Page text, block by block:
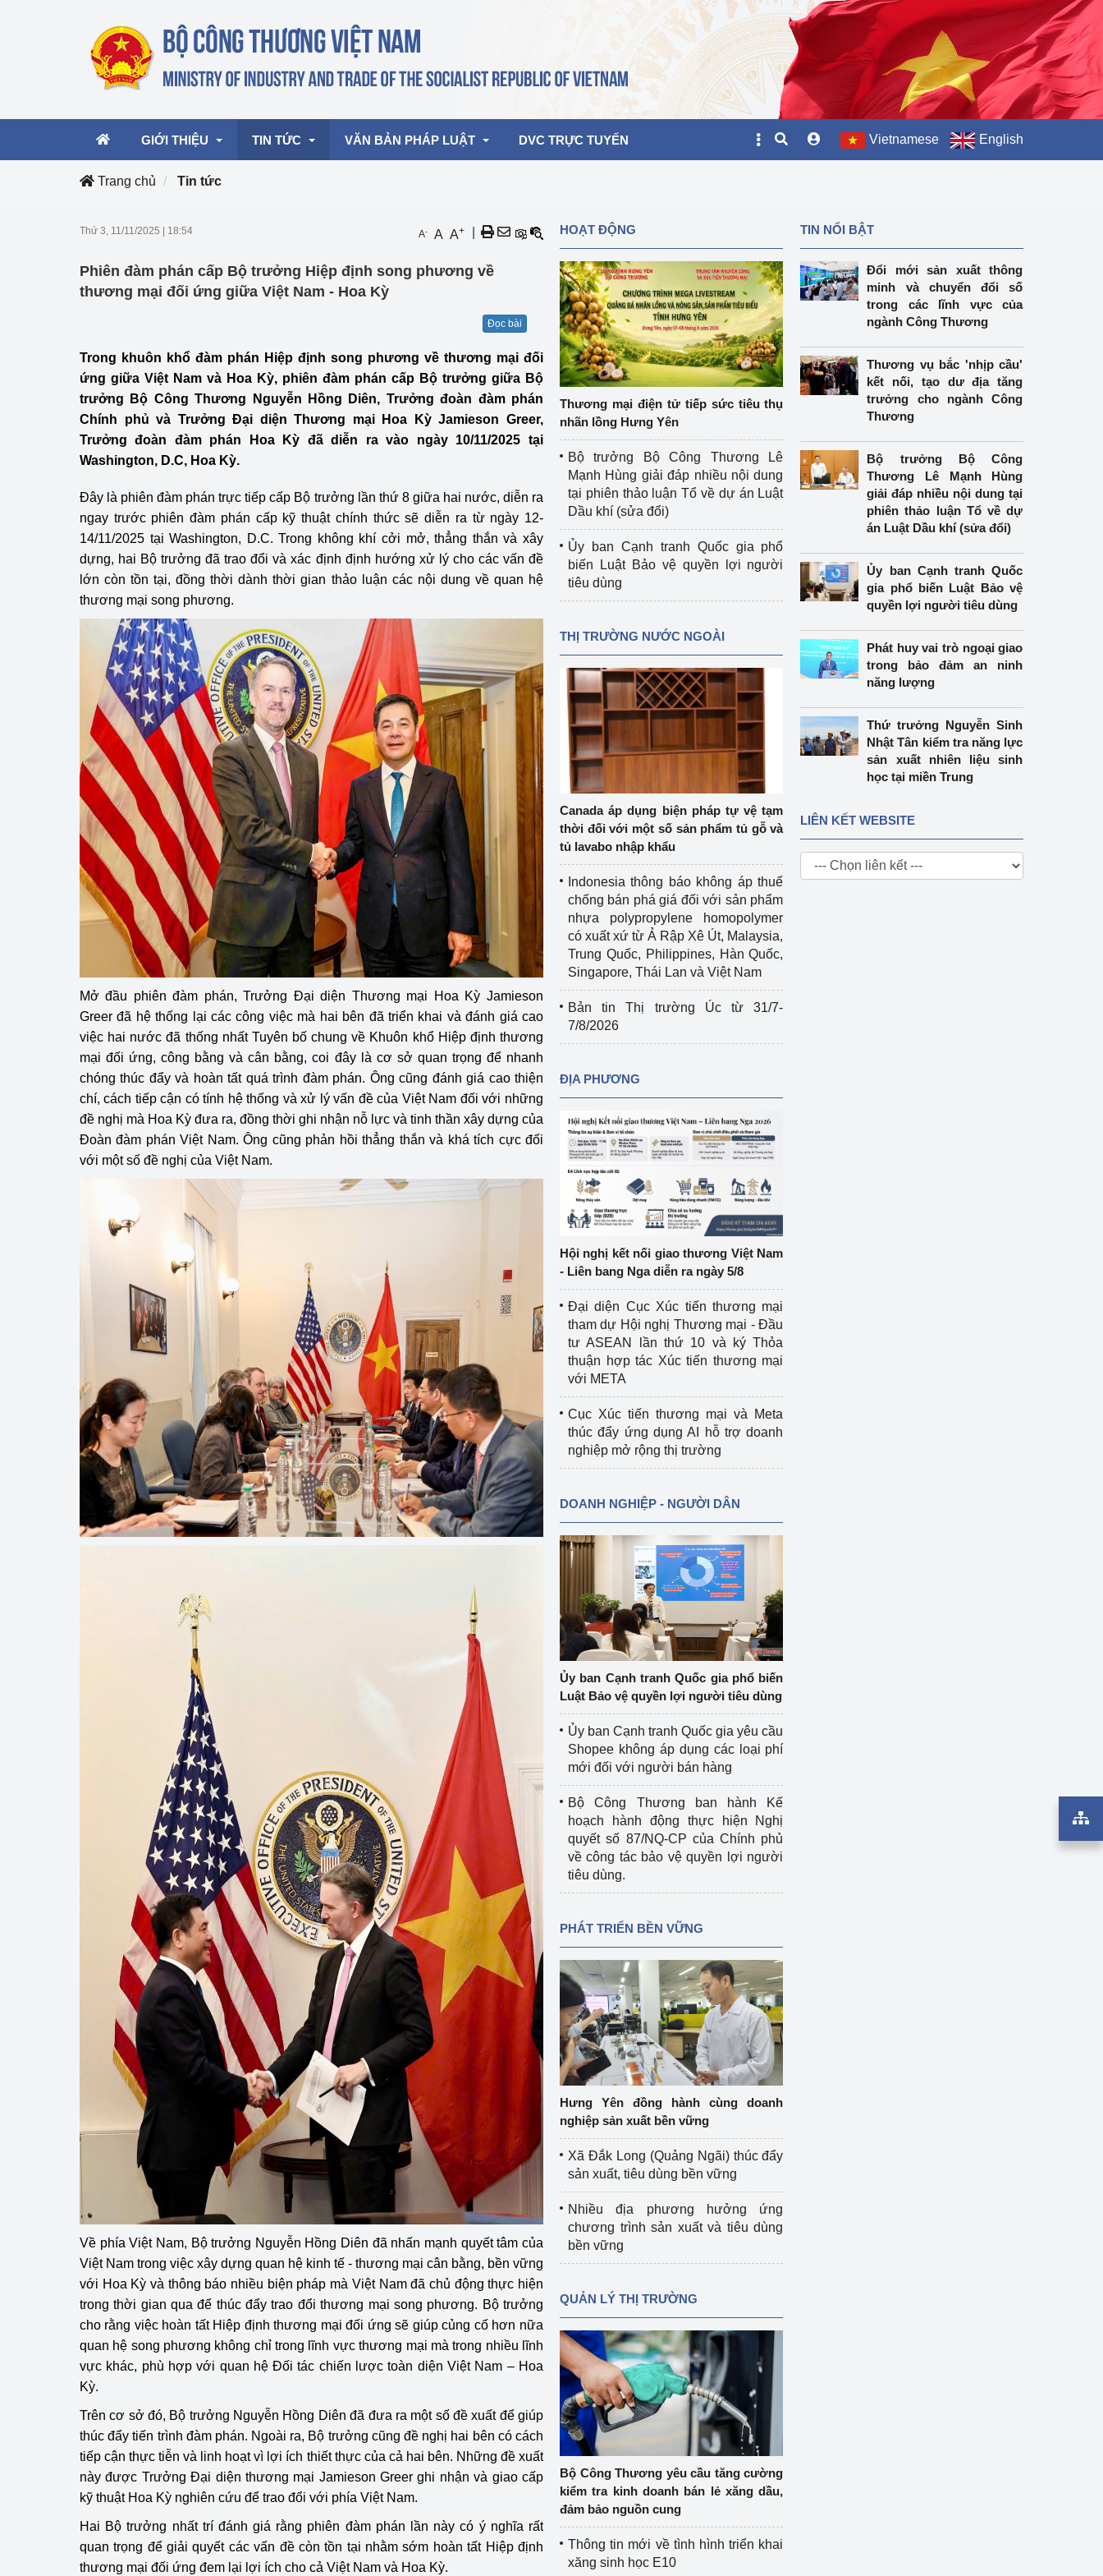
GIỚI THIỆU
Cơ cấu tổ chức
TIN TỨC
Hoạt động của Lãnh đạo Bộ
mại, Dịch vụ Việt Nam 2026
Công Thương - Công luận
Họp báo
Thông cáo báo chí
Điểm báo
Chuyển đổi số
Lịch sử phát triển
Phát triển nguồn nhân lực
Phát triển bền vững
Tổ chức kiểm định
Tổ chức kiểm định kỹ thuật an toàn lao
Bộ Công Thương
Tổ chức được cấp GCN đăng ký, hoạt
động kiểm định thiết bị, dụng cụ điện
làm việc ở môi trường không có nguy
hiểm khí, bụi nổ
Cơ sở sản xuất, sửa chữa chai chứa
LPG
Tổ chức huấn luyện, bồi dưỡng
nghiệp vụ kiểm định kỹ thuật an toàn
lao động
Văn hóa ngành Công Thương
Tái cơ cấu ngành Công Thương
Quản lý thị trường
Sử dụng năng lượng tiết kiệm và
hiệu quả
Hiệu quả năng lượng
Khoa học, công nghệ và đổi mới sáng
tạo
Thông báo
Bảo vệ môi trường Video bảo vệ môi trường
Album ảnh bảo vệ môi trường
Văn bản về môi trường
Đọc báo giúp bạn
Bảo vệ nền tảng tư tưởng của Đảng
Doanh nghiệp - Người dân
Xúc tiến thương mại Khu vực miền Bắc
Khu vực miền Trung
Khu vực miền Nam
Thị trường nước ngoàiHiệp định EVFTA
Thị trường châu Á – châu Phi
Thị trường châu Âu – châu Mỹ
Thị trường trong nước
Ngành Công Thương đưa nghị quyết
Đại hội XIV của Đảng vào cuộc sống
Phát triển công nghiệpCông nghiệp nền tảng
VĂN BẢN PHÁP LUẬT
Văn bản hợp nhất
DVC TRỰC TUYẾN Vietnamese English
Trang chủ Tin tức
Thứ 3, 11/11/2025 18:54 A- A A+
Phiên đàm phán cấp Bộ trưởng Hiệp định song phương về
thương mại đối ứng giữa Việt Nam - Hoa Kỳ
Đọc bài
Trong khuôn khổ đàm phán Hiệp định song phương về thương mại đối
ứng giữa Việt Nam và Hoa Kỳ, phiên đàm phán cấp Bộ trưởng giữa Bộ
trưởng Bộ Công Thương Nguyễn Hồng Diên, Trưởng đoàn đàm phán
Chính phủ và Trưởng Đại diện Thương mại Hoa Kỳ Jamieson Greer,
Trưởng đoàn đàm phán Hoa Kỳ đã diễn ra vào ngày 10/11/2025 tại
Washington, D.C, Hoa Kỳ.
Đây là phiên đàm phán trực tiếp cấp Bộ trưởng lần thứ 8 giữa hai nước, diễn ra
ngay trước phiên đàm phán cấp kỹ thuật chính thức sẽ diễn ra từ ngày 12-
14/11/2025 tại Washington, D.C. Trong không khí cởi mở, thẳng thắn và xây
dựng, hai Bộ trưởng đã trao đổi và xác định định hướng xử lý cho các vấn đề
lớn còn tồn tại, đồng thời dành thời gian thảo luận các nội dung về quan hệ
thương mại song phương.
Mở đầu phiên đàm phán, Trưởng Đại diện Thương mại Hoa Kỳ Jamieson
Greer đã hệ thống lại các công việc mà hai bên đã triển khai và đánh giá cao
việc hai nước đã thống nhất Tuyên bố chung về Khuôn khổ Hiệp định thương
mại đối ứng, công bằng và cân bằng, coi đây là cơ sở quan trọng để nhanh
chóng thúc đẩy và hoàn tất quá trình đàm phán. Ông cũng đánh giá cao thiện
chí, cách tiếp cận có tính hệ thống và xử lý vấn đề của Việt Nam đối với những
đề nghị mà Hoa Kỳ đưa ra, đồng thời ghi nhận nỗ lực và tinh thần xây dựng của
Đoàn đàm phán Việt Nam. Ông cũng phản hồi thẳng thắn và khá tích cực đối
với một số đề nghị của Việt Nam.
Về phía Việt Nam, Bộ trưởng Nguyễn Hồng Diên đã nhấn mạnh quyết tâm của
Việt Nam trong việc xây dựng quan hệ kinh tế - thương mại cân bằng, bền vững
với Hoa Kỳ và thông báo nhiều biện pháp mà Việt Nam đã chủ động thực hiện
trong thời gian qua để thúc đẩy trao đổi thương mại song phương. Bộ trưởng
cho rằng việc hoàn tất Hiệp định thương mại đối ứng sẽ giúp củng cố hơn nữa
quan hệ song phương không chỉ trong lĩnh vực thương mại mà trong nhiều lĩnh
vực khác, phù hợp với quan hệ Đối tác chiến lược toàn diện Việt Nam – Hoa
Kỳ.
Trên cơ sở đó, Bộ trưởng Nguyễn Hồng Diên đã đưa ra một số đề xuất để giúp
thúc đẩy tiến trình đàm phán. Ngoài ra, Bộ trưởng cũng đề nghị hai bên có cách
tiếp cận thực tiễn và linh hoạt vì lợi ích thiết thực của cả hai bên. Những đề xuất
này được Trưởng Đại diện thương mại Jamieson Greer ghi nhận và giao cấp
kỹ thuật Hoa Kỳ nghiên cứu để trao đổi với phía Việt Nam.
Hai Bộ trưởng nhất trí đánh giá rằng phiên đàm phán lần này có ý nghĩa rất
quan trọng để giải quyết các vấn đề còn tồn tại nhằm sớm hoàn tất Hiệp định
thương mại đối ứng đem lại lợi ích cho cả Việt Nam và Hoa Kỳ.
HOẠT ĐỘNG
Thương mại điện tử tiếp sức tiêu thụ
nhãn lồng Hưng Yên
Bộ trưởng Bộ Công Thương Lê
Mạnh Hùng giải đáp nhiều nội dung
tại phiên thảo luận Tổ về dự án Luật
Dầu khí (sửa đổi)
Ủy ban Cạnh tranh Quốc gia phổ
biến Luật Bảo vệ quyền lợi người
tiêu dùng
THỊ TRƯỜNG NƯỚC NGOÀI
Canada áp dụng biện pháp tự vệ tạm
thời đối với một số sản phẩm tủ gỗ và
tủ lavabo nhập khẩu
Indonesia thông báo không áp thuế
chống bán phá giá đối với sản phẩm
nhựa polypropylene homopolymer
có xuất xứ từ Ả Rập Xê Út, Malaysia,
Trung Quốc, Philippines, Hàn Quốc,
Singapore, Thái Lan và Việt Nam
Bản tin Thị trường Úc từ 31/7-
7/8/2026
ĐỊA PHƯƠNG
Hội nghị kết nối giao thương Việt Nam
- Liên bang Nga diễn ra ngày 5/8
Đại diện Cục Xúc tiến thương mại
tham dự Hội nghị Thương mại - Đầu
tư ASEAN lần thứ 10 và ký Thỏa
thuận hợp tác Xúc tiến thương mại
với META
Cục Xúc tiến thương mại và Meta
thúc đẩy ứng dụng AI hỗ trợ doanh
nghiệp mở rộng thị trường
DOANH NGHIỆP - NGƯỜI DÂN
Ủy ban Cạnh tranh Quốc gia phổ biến
Luật Bảo vệ quyền lợi người tiêu dùng
Ủy ban Cạnh tranh Quốc gia yêu cầu
Shopee không áp dụng các loại phí
mới đối với người bán hàng
Bộ Công Thương ban hành Kế
hoạch hành động thực hiện Nghị
quyết số 87/NQ-CP của Chính phủ
về công tác bảo vệ quyền lợi người
tiêu dùng.
PHÁT TRIỂN BỀN VỮNG
Hưng Yên đồng hành cùng doanh
nghiệp sản xuất bền vững
Xã Đắk Long (Quảng Ngãi) thúc đẩy
sản xuất, tiêu dùng bền vững
Nhiều địa phương hưởng ứng
chương trình sản xuất và tiêu dùng
bền vững
QUẢN LÝ THỊ TRƯỜNG
Bộ Công Thương yêu cầu tăng cường
kiểm tra kinh doanh bán lẻ xăng dầu,
đảm bảo nguồn cung
Thông tin mới về tình hình triển khai
xăng sinh học E10
TIN NỔI BẬT
Đổi mới sản xuất thông
minh và chuyển đổi số
trong các lĩnh vực của
ngành Công Thương
Thương vụ bắc 'nhịp cầu'
kết nối, tạo dư địa tăng
trưởng cho ngành Công
Thương
Bộ trưởng Bộ Công
Thương Lê Mạnh Hùng
giải đáp nhiều nội dung tại
phiên thảo luận Tổ về dự
án Luật Dầu khí (sửa đổi)
Ủy ban Cạnh tranh Quốc
gia phổ biến Luật Bảo vệ
quyền lợi người tiêu dùng
Phát huy vai trò ngoại giao
trong bảo đảm an ninh
năng lượng
Thứ trưởng Nguyễn Sinh
Nhật Tân kiểm tra năng lực
sản xuất nhiên liệu sinh
học tại miền Trung
LIÊN KẾT WEBSITE